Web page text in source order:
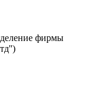
фирмы